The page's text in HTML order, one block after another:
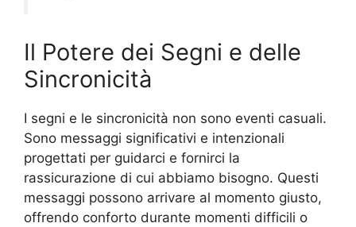
Il Potere dei Segni e delle
Sincronicità
I segni e le sincronicità non sono eventi casuali.
Sono messaggi significativi e intenzionali
progettati per guidarci e fornirci la
rassicurazione di cui abbiamo bisogno. Questi
messaggi possono arrivare al momento giusto,
offrendo conforto durante momenti difficili o